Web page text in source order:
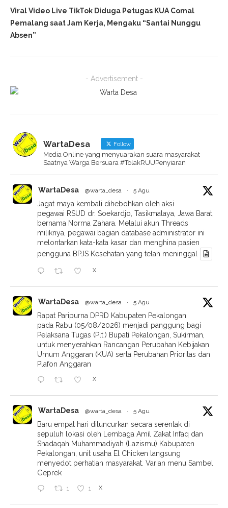
Viral Video Live TikTok Diduga Petugas KUA Comal
Pemalang saat Jam Kerja, Mengaku “Santai Nunggu
Absen”
- Advertisement -
WartaDesa Follow
Media Online yang menyuarakan suara masyarakat
Saatnya Warga Bersuara #TolakRUUPenyiaran
WartaDesa @warta_desa · 5 Agu
Jagat maya kembali dihebohkan oleh aksi
pegawai RSUD dr. Soekardjo, Tasikmalaya, Jawa Barat,
bernama Norma Zahara. Melalui akun Threads
miliknya, pegawai bagian database administrator ini
melontarkan kata-kata kasar dan menghina pasien
pengguna BPJS Kesehatan yang telah meninggal
X
WartaDesa @warta_desa · 5 Agu
Rapat Paripurna DPRD Kabupaten Pekalongan
pada Rabu (05/08/2026) menjadi panggung bagi
Pelaksana Tugas (Plt.) Bupati Pekalongan, Sukirman,
untuk menyerahkan Rancangan Perubahan Kebijakan
Umum Anggaran (KUA) serta Perubahan Prioritas dan
Plafon Anggaran
X
WartaDesa @warta_desa · 5 Agu
Baru empat hari diluncurkan secara serentak di
sepuluh lokasi oleh Lembaga Amil Zakat Infaq dan
Shadaqah Muhammadiyah (Lazismu) Kabupaten
Pekalongan, unit usaha El Chicken langsung
menyedot perhatian masyarakat. Varian menu Sambel
Geprek
1 1 X